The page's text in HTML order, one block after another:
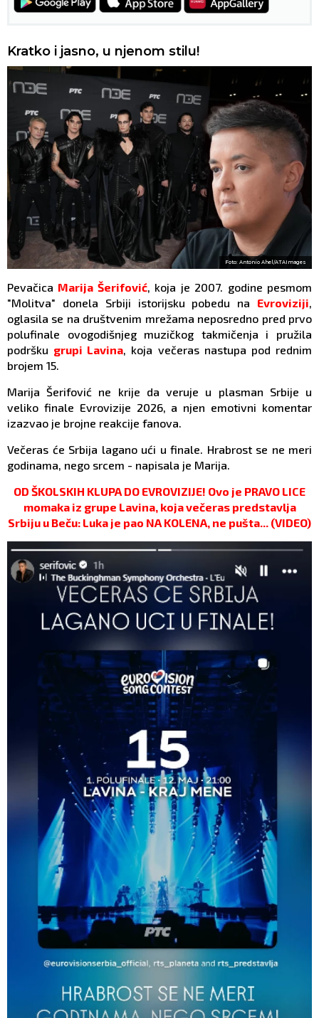
Kratko i jasno, u njenom stilu!
Foto: Antonio Ahel/ATAImages
Pevačica Marija Šerifović, koja je 2007. godine pesmom
"Molitva" donela Srbiji istorijsku pobedu na Evroviziji,
oglasila se na društvenim mrežama neposredno pred prvo
polufinale ovogodišnjeg muzičkog takmičenja i pružila
podršku grupi Lavina, koja večeras nastupa pod rednim
brojem 15.
Marija Šerifović ne krije da veruje u plasman Srbije u
veliko finale Evrovizije 2026, a njen emotivni komentar
izazvao je brojne reakcije fanova.
Večeras će Srbija lagano ući u finale. Hrabrost se ne meri
godinama, nego srcem - napisala je Marija.
OD ŠKOLSKIH KLUPA DO EVROVIZIJE! Ovo je PRAVO LICE
momaka iz grupe Lavina, koja večeras predstavlja
Srbiju u Beču: Luka je pao NA KOLENA, ne pušta... (VIDEO)